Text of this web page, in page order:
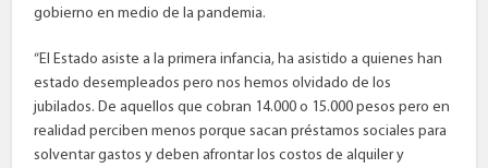
gobierno en medio de la pandemia.
“El Estado asiste a la primera infancia, ha asistido a quienes han
estado desempleados pero nos hemos olvidado de los
jubilados. De aquellos que cobran 14.000 o 15.000 pesos pero en
realidad perciben menos porque sacan préstamos sociales para
solventar gastos y deben afrontar los costos de alquiler y